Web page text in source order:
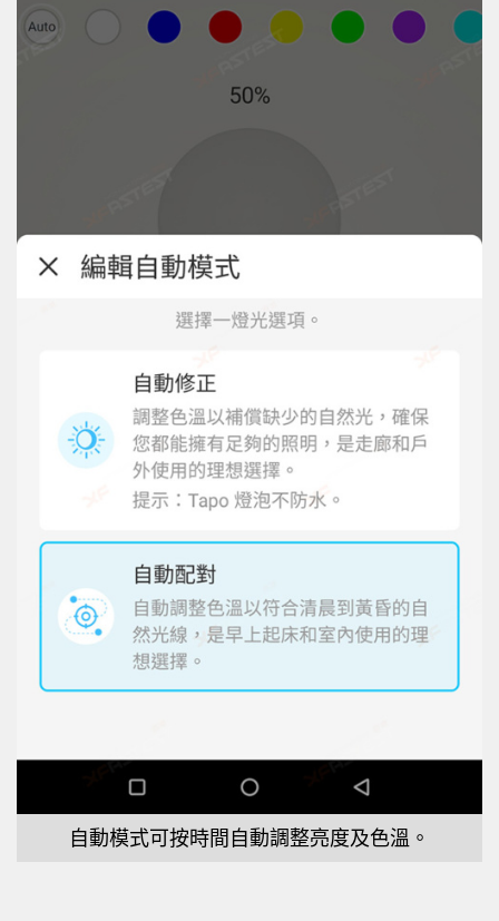
自動模式可按時間自動調整亮度及色溫。